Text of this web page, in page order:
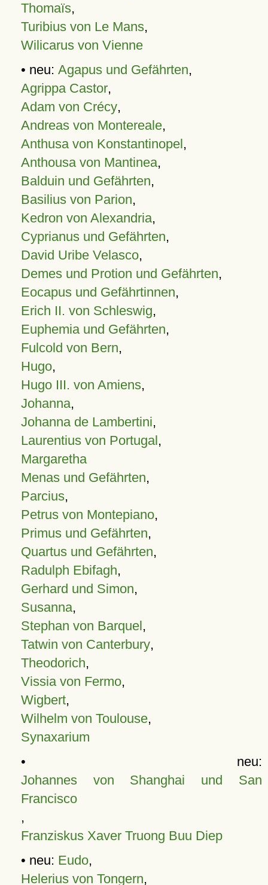
Thomaïs,
Turibius von Le Mans,
Wilicarus von Vienne
• neu: Agapus und Gefährten,
Agrippa Castor,
Adam von Crécy,
Andreas von Montereale,
Anthusa von Konstantinopel,
Anthousa von Mantinea,
Balduin und Gefährten,
Basilius von Parion,
Kedron von Alexandria,
Cyprianus und Gefährten,
David Uribe Velasco,
Demes und Protion und Gefährten,
Eocapus und Gefährtinnen,
Erich II. von Schleswig,
Euphemia und Gefährten,
Fulcold von Bern,
Hugo,
Hugo III. von Amiens,
Johanna,
Johanna de Lambertini,
Laurentius von Portugal,
Margaretha
Menas und Gefährten,
Parcius,
Petrus von Montepiano,
Primus und Gefährten,
Quartus und Gefährten,
Radulph Ebifagh,
Gerhard und Simon,
Susanna,
Stephan von Barquel,
Tatwin von Canterbury,
Theodorich,
Vissia von Fermo,
Wigbert,
Wilhelm von Toulouse,
Synaxarium
• neu:
Johannes von Shanghai und San
Francisco
,
Franziskus Xaver Truong Buu Diep
• neu: Eudo,
Helerius von Tongern,